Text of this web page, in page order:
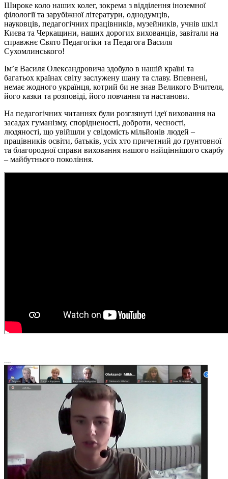
Широке коло наших колег, зокрема з відділення іноземної
філології та зарубіжної літератури, однодумців,
науковців, педагогічних працівників, музейників, учнів шкіл
Києва та Черкащини, наших дорогих вихованців, завітали на
справжнє Свято Педагогіки та Педагога Василя
Сухомлинського!
Ім’я Василя Олександровича здобуло в нашій країні та
багатьох країнах світу заслужену шану та славу. Впевнені,
немає жодного українця, котрий би не знав Великого Вчителя,
його казки та розповіді, його повчання та настанови.
На педагогічних читаннях були розглянуті ідеї виховання на
засадах гуманізму, спорідненості, доброти, чесності,
людяності, що увійшли у свідомість мільйонів людей –
працівників освіти, батьків, усіх хто причетний до ґрунтовної
та благородної справи виховання нашого найціннішого скарбу
– майбутнього покоління.